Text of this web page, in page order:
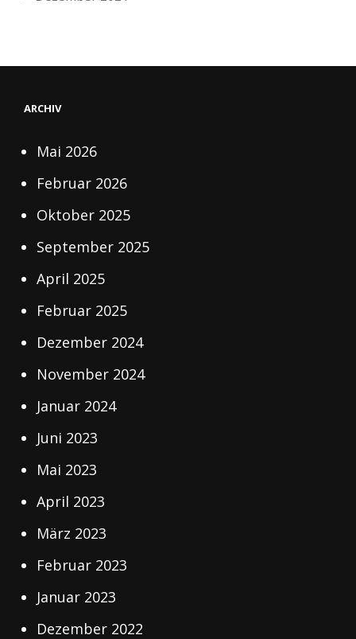
ARCHIV
Mai 2026
Februar 2026
Oktober 2025
September 2025
April 2025
Februar 2025
Dezember 2024
November 2024
Januar 2024
Juni 2023
Mai 2023
April 2023
März 2023
Februar 2023
Januar 2023
Dezember 2022